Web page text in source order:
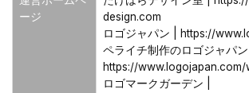
ージ
design.com
ロゴジャパン | https://
ペライチ制作のロゴジャパン
https://
ロゴマークガーデン |